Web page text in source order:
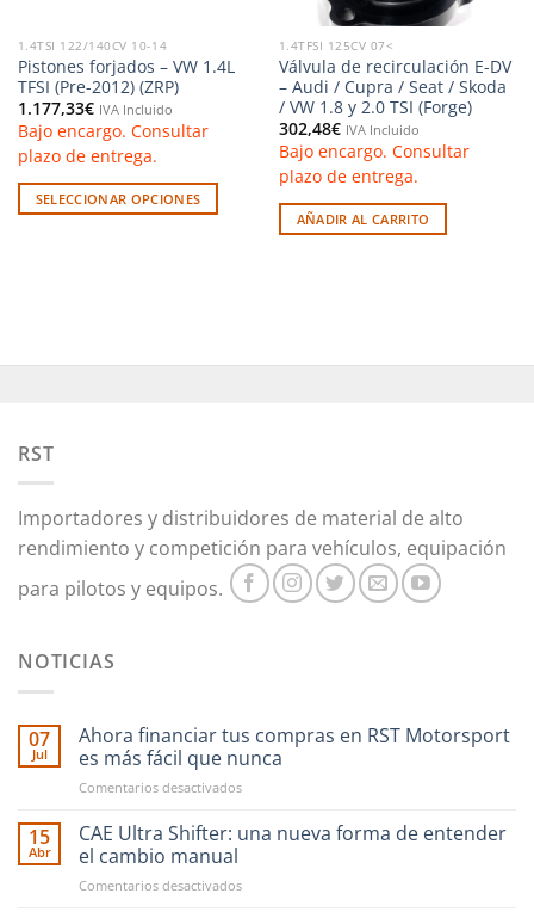
1.4TSI 122/140CV 10-14
Pistones forjados – VW 1.4L
TFSI (Pre-2012) (ZRP)
1.177,33€ IVA Incluido
Bajo encargo. Consultar
plazo de entrega.
SELECCIONAR OPCIONES
elegir
en
página
de
producto
1.4TFSI 125CV 07<
Válvula de recirculación E-DV
– Audi / Cupra / Seat / Skoda
/ VW 1.8 y 2.0 TSI (Forge)
302,48€ IVA Incluido
Bajo encargo. Consultar
plazo de entrega.
AÑADIR AL CARRITO
RST
Importadores y distribuidores de material de alto
rendimiento y competición para vehículos, equipación
para pilotos y equipos.
NOTICIAS
07
Jul
Ahora financiar tus compras en RST Motorsport
es más fácil que nunca
Comentarios desactivadosen
financiar
en
15
Abr
CAE Ultra Shifter: una nueva forma de entender
el cambio manual
Comentarios desactivadosen